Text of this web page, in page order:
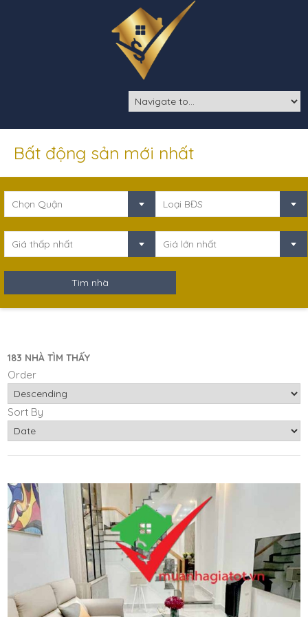
Bất động sản mới nhất
Chọn Quận Loại BĐS
Giá thấp nhất Giá lớn nhất
Order
Sort By
183 NHÀ TÌM THẤY